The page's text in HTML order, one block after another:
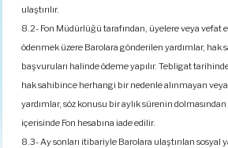
ulaştırılır.
8.2- Fon Müdürlüğü tarafından, üyelere veya vefat
ödenmek üzere Barolara gönderilen yardımlar, hak
başvuruları halinde ödeme yapılır. Tebligat
hak sahibince herhangi bir nedenle alınmayan
yardımlar, söz konusu bir aylık sürenin
içerisinde Fon hesabına iade edilir.
8.3- Ay sonları itibariyle Barolara ulaştırılan sosyal